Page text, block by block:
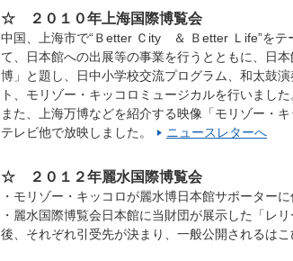
☆ ２０１０年上海国際博覧会
中国、上海市で“Ｂetter Ｃity ＆ Ｂetter Ｌife”を
て、日本館への出展等の事業を行うとともに、日
博」と題し、日中小学校交流プログラム、和太鼓
ト、モリゾー・キッコロミュージカルを行いました
また、上海万博などを紹介する映像「モリゾー・
テレビ他で放映しました。
ニュースレターへ
☆ ２０１２年麗水国際博覧会
・モリゾー・キッコロが麗水博日本館サポーターに
・麗水国際博覧会日本館に当財団が展示した「レ
後、それぞれ引受先が決まり、一般公開されるはこ